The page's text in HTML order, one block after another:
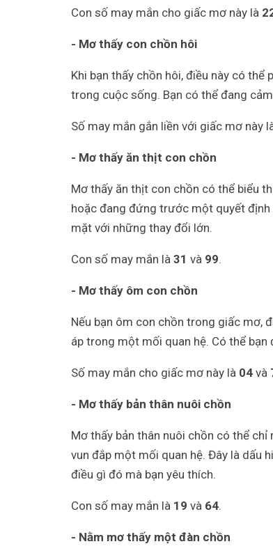
Con số may mắn cho giấc mơ này là
- Mơ thấy con chồn hôi
Khi bạn thấy chồn hôi, điều này có
trong cuộc sống. Bạn có thể đang
Số may mắn gắn liền với giấc mơ này
- Mơ thấy ăn thịt con chồn
Mơ thấy ăn thịt con chồn có thể biểu
hoặc đang đứng trước một quyết định
mặt với những thay đổi lớn.
Con số may mắn là 31 và 99.
- Mơ thấy ôm con chồn
Nếu bạn ôm con chồn trong giấc mơ,
áp trong một mối quan hệ. Có thể
Số may mắn cho giấc mơ này là 04 và
- Mơ thấy bản thân nuôi chồn
Mơ thấy bản thân nuôi chồn có thể
vun đắp một mối quan hệ. Đây là dấu
điều gì đó mà bạn yêu thích.
Con số may mắn là 19 và 64.
- Nằm mơ thấy một đàn chồn